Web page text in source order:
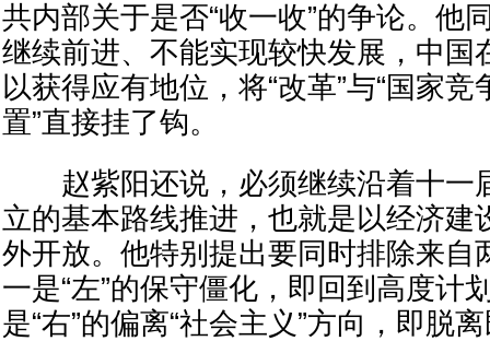
共内部关于是否“收一收”的争论。他
继续前进、不能实现较快发展，中国
以获得应有地位，将“改革”与“国家竞
置”直接挂了钩。
赵紫阳还说，必须继续沿着十一
立的基本路线推进，也就是以经济建
外开放。他特别提出要同时排除来自
一是“左”的保守僵化，即回到高度计
是“右”的偏离“社会主义”方向，即脱